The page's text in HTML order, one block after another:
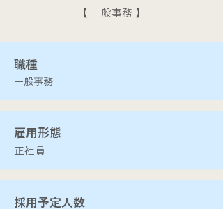
​【 一般事務 】
​職種
一般事務
​雇用形態
正社員
​採用予定人数